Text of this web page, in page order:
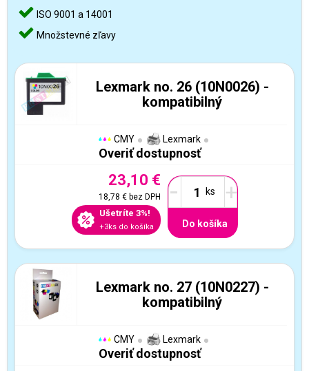
ISO 9001 a 14001
Množstevné zľavy
Lexmark no. 26 (10N0026) -
kompatibilný
CMY Lexmark
Overiť dostupnosť
23,10 €
18,78 €bez DPH
Ušetríte 3%!
+3ks do košíka
- +
Do košíka
Lexmark no. 27 (10N0227) -
kompatibilný
CMY Lexmark
Overiť dostupnosť